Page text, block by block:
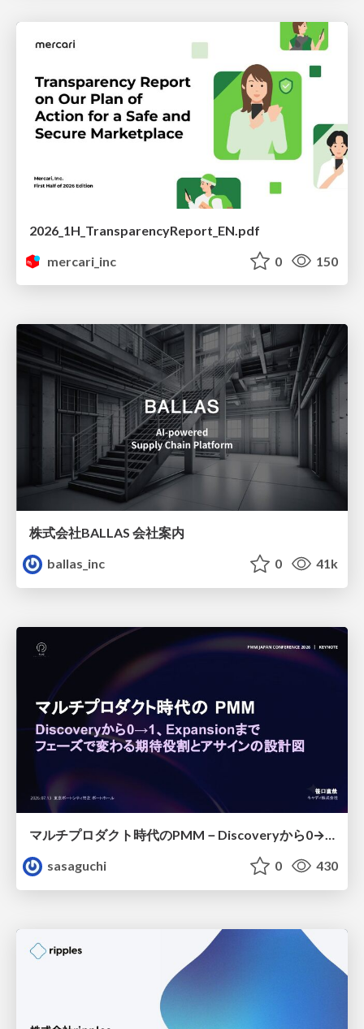
2026_1H_TransparencyReport_EN.pdf
mercari_inc
0 150
株式会社BALLAS 会社案内
ballas_inc
0 41k
マルチプロダクト時代のPMM－Discoveryから0→1、Expansionまで フェーズで変わる期待役割とアサインの設計図
sasaguchi
0 430